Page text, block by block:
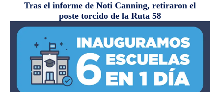
Tras el informe de Noti Canning, retiraron el
poste torcido de la Ruta 58